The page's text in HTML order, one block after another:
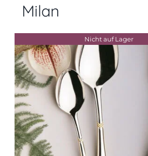
Milan
Nicht auf Lager